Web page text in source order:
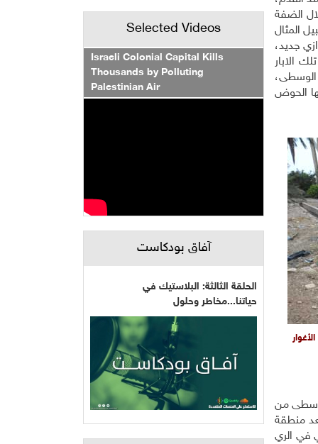
الضفة
المثال
جديد،
الابار
الوسطى،
الحوض
من
منطقة
في الري
Selected Videos
Israeli Colonial Capital Kills
Thousands by Polluting
Palestinian Air
آفاق بودكاست
الحلقة الثالثة: البلاستيك في
حياتنا...مخاطر وحلول